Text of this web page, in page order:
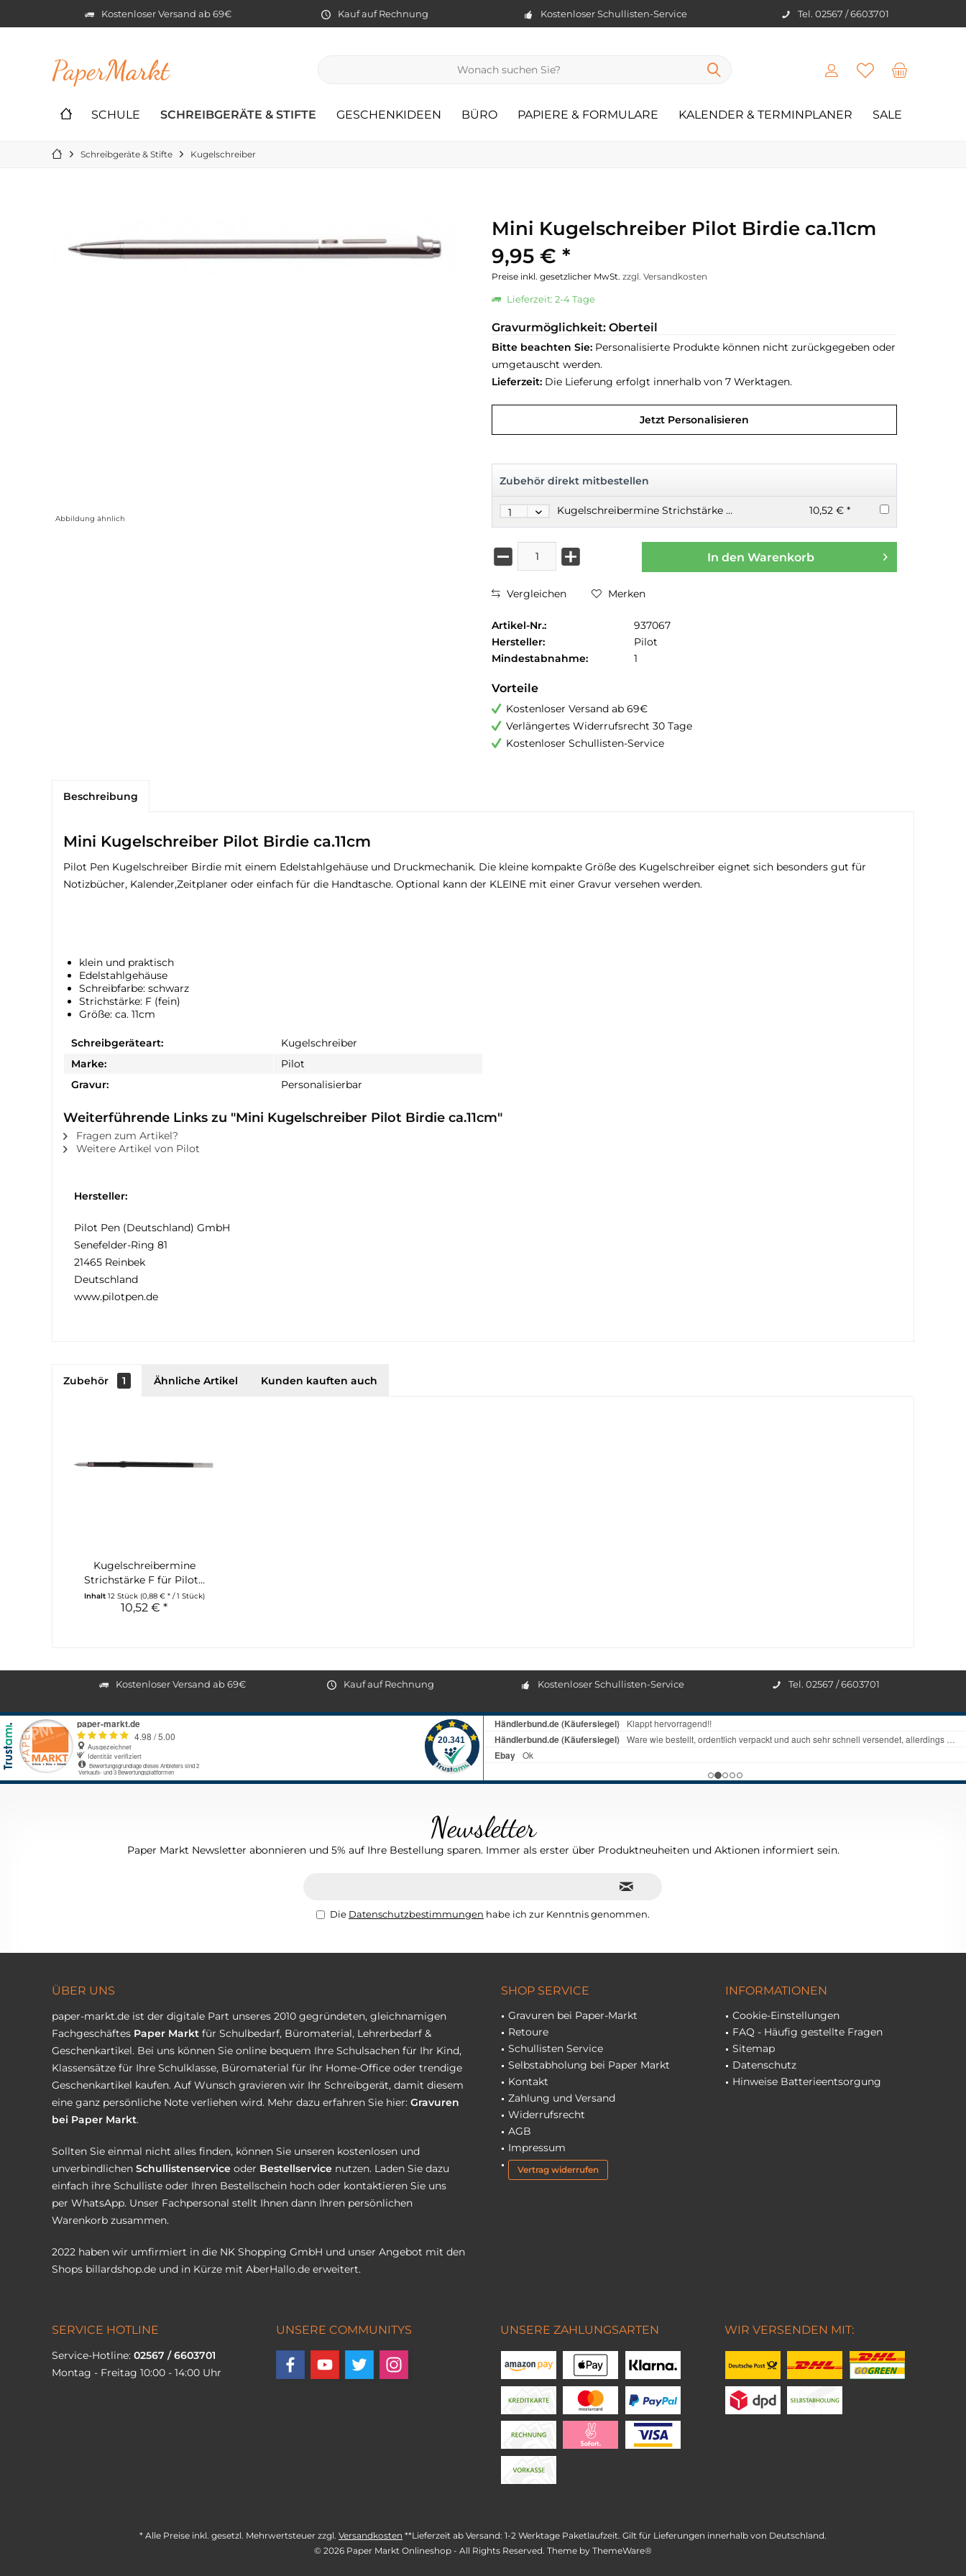
Kostenloser Versand ab 69€ Kauf auf Rechnung Kostenloser Schullisten-Service Tel. 02567 / 6603701
PaperMarkt
SCHULE SCHREIBGERÄTE & STIFTE GESCHENKIDEEN BÜRO PAPIERE & FORMULARE KALENDER & TERMINPLANER SALE
Schreibgeräte & Stifte Kugelschreiber
Abbildung ähnlich
Mini Kugelschreiber Pilot Birdie ca.11cm
9,95 € *
Preise inkl. gesetzlicher MwSt. zzgl. Versandkosten
Lieferzeit: 2-4 Tage
Gravurmöglichkeit: Oberteil
Bitte beachten Sie: Personalisierte Produkte können nicht zurückgegeben oder
umgetauscht werden.
Lieferzeit: Die Lieferung erfolgt innerhalb von 7 Werktagen.
Jetzt Personalisieren
Zubehör direkt mitbestellen
Kugelschreibermine Strichstärke F für Pilot Birdie schwarz 12 Stück 10,52 € *
In den Warenkorb
Vergleichen Merken
Artikel-Nr.:
937067
Hersteller:
Pilot
Mindestabnahme:
1
Vorteile
Kostenloser Versand ab 69€
Verlängertes Widerrufsrecht 30 Tage
Kostenloser Schullisten-Service
Beschreibung
Mini Kugelschreiber Pilot Birdie ca.11cm
Pilot Pen Kugelschreiber Birdie mit einem Edelstahlgehäuse und Druckmechanik. Die kleine kompakte Größe des Kugelschreiber eignet sich besonders gut für
Notizbücher, Kalender,Zeitplaner oder einfach für die Handtasche. Optional kann der KLEINE mit einer Gravur versehen werden.
klein und praktisch
Edelstahlgehäuse
Schreibfarbe: schwarz
Strichstärke: F (fein)
Größe: ca. 11cm
Schreibgeräteart:
Kugelschreiber
Marke:
Pilot
Gravur:
Personalisierbar
Weiterführende Links zu "Mini Kugelschreiber Pilot Birdie ca.11cm"
Fragen zum Artikel?
Weitere Artikel von Pilot
Hersteller:
Pilot Pen (Deutschland) GmbH
Senefelder-Ring 81
21465 Reinbek
Deutschland
www.pilotpen.de
Zubehör 1 Ähnliche Artikel Kunden kauften auch
Kugelschreibermine
Strichstärke F für Pilot...
Inhalt 12 Stück (0,88 € * / 1 Stück)
10,52 € *
Kostenloser Versand ab 69€ Kauf auf Rechnung Kostenloser Schullisten-Service Tel. 02567 / 6603701
Newsletter
Paper Markt Newsletter abonnieren und 5% auf Ihre Bestellung sparen. Immer als erster über Produktneuheiten und Aktionen informiert sein.
Die Datenschutzbestimmungen habe ich zur Kenntnis genommen.
ÜBER UNS
paper-markt.de ist der digitale Part unseres 2010 gegründeten, gleichnamigen
Fachgeschäftes Paper Markt für Schulbedarf, Büromaterial, Lehrerbedarf &
Geschenkartikel. Bei uns können Sie online bequem Ihre Schulsachen für Ihr Kind,
Klassensätze für Ihre Schulklasse, Büromaterial für Ihr Home-Office oder trendige
Geschenkartikel kaufen. Auf Wunsch gravieren wir Ihr Schreibgerät, damit diesem
eine ganz persönliche Note verliehen wird. Mehr dazu erfahren Sie hier: Gravuren
bei Paper Markt.
Sollten Sie einmal nicht alles finden, können Sie unseren kostenlosen und
unverbindlichen Schullistenservice oder Bestellservice nutzen. Laden Sie dazu
einfach ihre Schulliste oder Ihren Bestellschein hoch oder kontaktieren Sie uns
per WhatsApp. Unser Fachpersonal stellt Ihnen dann Ihren persönlichen
Warenkorb zusammen.
2022 haben wir umfirmiert in die NK Shopping GmbH und unser Angebot mit den
Shops billardshop.de und in Kürze mit AberHallo.de erweitert.
SHOP SERVICE
Gravuren bei Paper-Markt
Retoure
Schullisten Service
Selbstabholung bei Paper Markt
Kontakt
Zahlung und Versand
Widerrufsrecht
AGB
Impressum
Vertrag widerrufen
INFORMATIONEN
Cookie-Einstellungen
FAQ - Häufig gestellte Fragen
Sitemap
Datenschutz
Hinweise Batterieentsorgung
SERVICE HOTLINE
Service-Hotline: 02567 / 6603701
Montag - Freitag 10:00 - 14:00 Uhr
UNSERE COMMUNITYS UNSERE ZAHLUNGSARTEN WIR VERSENDEN MIT:
* Alle Preise inkl. gesetzl. Mehrwertsteuer zzgl. Versandkosten **Lieferzeit ab Versand: 1-2 Werktage Paketlaufzeit. Gilt für Lieferungen innerhalb von Deutschland.
© 2026 Paper Markt Onlineshop - All Rights Reserved. Theme by ThemeWare®